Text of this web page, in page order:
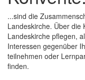
...sind die
Landeskirche. Über die
Landeskirche pflegen,
Interessen gegenüber
teilnehmen oder
finden.